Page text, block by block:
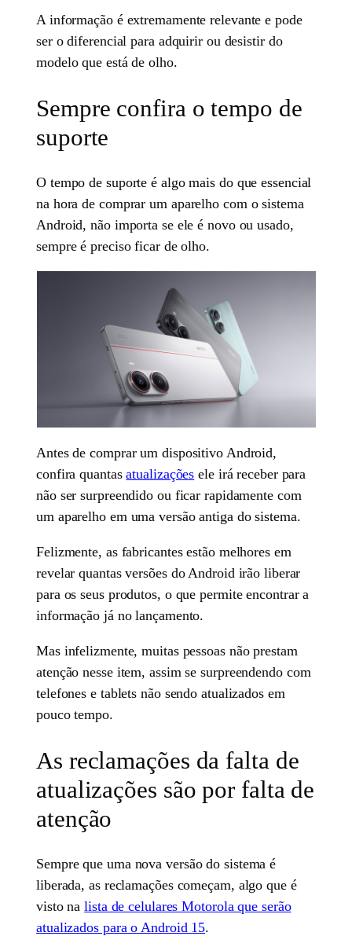
A informação é extremamente relevante e pode
ser o diferencial para adquirir ou desistir do
modelo que está de olho.
Sempre confira o tempo de
suporte
O tempo de suporte é algo mais do que essencial
na hora de comprar um aparelho com o sistema
Android, não importa se ele é novo ou usado,
sempre é preciso ficar de olho.
Antes de comprar um dispositivo Android,
confira quantasatualizações ele irá receber para
não ser surpreendido ou ficar rapidamente com
um aparelho em uma versão antiga do sistema.
Felizmente, as fabricantes estão melhores em
revelar quantas versões do Android irão liberar
para os seus produtos, o que permite encontrar a
informação já no lançamento.
Mas infelizmente, muitas pessoas não prestam
atenção nesse item, assim se surpreendendo com
telefones e tablets não sendo atualizados em
pouco tempo.
As reclamações da falta de
atualizações são por falta de
atenção
Sempre que uma nova versão do sistema é
liberada, as reclamações começam, algo que é
visto nalista de celulares Motorola que serão
atualizados para o Android 15.